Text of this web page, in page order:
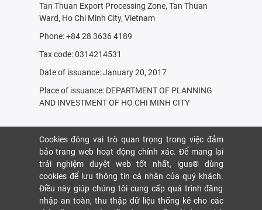
Tan Thuan Export Processing Zone, Tan Thuan
Ward, Ho Chi Minh City, Vietnam
Phone: +84 28 3636 4189
Tax code: 0314214531
Date of issuance: January 20, 2017
Place of issuance: DEPARTMENT OF PLANNING
AND INVESTMENT OF HO CHI MINH CITY
Cookies đóng vai trò quan trọng trong việc đảm
bảo trang web hoạt động chính xác. Để mang lại
trải nghiệm duyệt web tốt nhất, igus® dùng
cookies để lưu thông tin cá nhân của quý khách.
Điều này giúp chúng tôi cung cấp quá trình đăng
nhập an toàn, thu thập dữ liệu thống kê cho các